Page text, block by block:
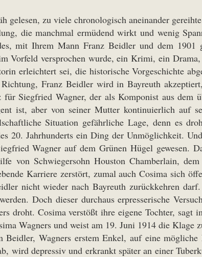
gelesen, zu viele chronologisch aneinander
die manchmal ermüdend wirkt und wenig
mit Ihrem Mann Franz Beidler und dem 1901
versprochen wurde, ein Krimi, ein Drama,
erleichtert sei, die historische Vorgeschichte
Franz Beidler wird in Bayreuth
Siegfried Wagner, der als Komponist aus dem
ist, aber von seiner Mutter kontinuierlich auf
Situation gefährliche Lage, denn es
20. Jahrhunderts ein Ding der Unmöglichkeit.
Wagner auf dem Grünen Hügel gewesen.
von Schwiegersohn Houston Chamberlain,
Karriere zerstört, zumal auch Cosima sich
nicht wieder nach Bayreuth zurückkehren
Doch dieser durchaus erpresserische
droht. Cosima verstößt ihre eigene Tochter, sagt
Wagners und weist am 19. Juni 1914 die Klage
Wagners erstem Enkel, auf eine
depressiv und erkrankt später an einer